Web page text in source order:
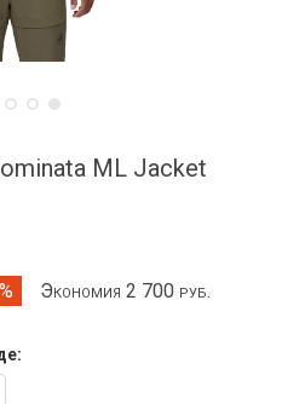
ML Jacket
Экономия 2 700 руб.